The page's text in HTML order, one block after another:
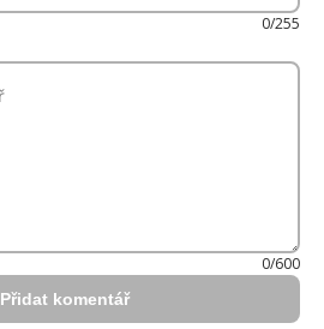
0/255
0/600
Přidat komentář